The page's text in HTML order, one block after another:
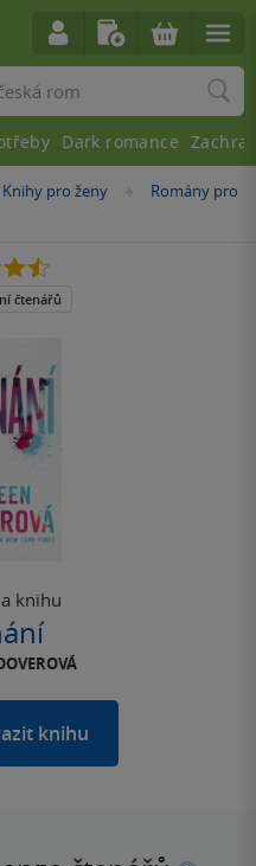
»
Knihy pro ženy »
Romány pro
knihu
knihu
čtenářů
Dark romance